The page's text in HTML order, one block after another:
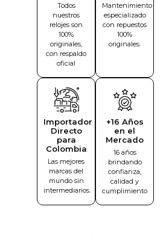
Todos
nuestros
relojes son
100%
originales,
con respaldo
oficial
Mantenimiento
especializado
con repuestos
100%
originales.
Importador
Directo
para
Colombia
Las mejores
marcas del
mundo sin
intermediarios.
+16 Años
en el
Mercado
16 años
brindando
confianza,
calidad y
cumplimiento